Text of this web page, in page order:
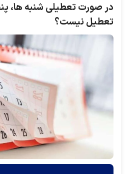
در صورت تعطیلی شنبه ها،
تعطیل نیست؟